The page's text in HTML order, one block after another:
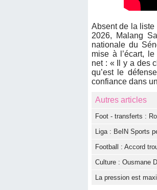
Absent de la
2026, Malang
nationale du
mise à l’écart,
net : « Il y a des
qu’est le
confiance dans
Autres articles
Foot - transferts :
Liga : BeIN Sports
Football : Accord
Culture : Ousmane
La pression est